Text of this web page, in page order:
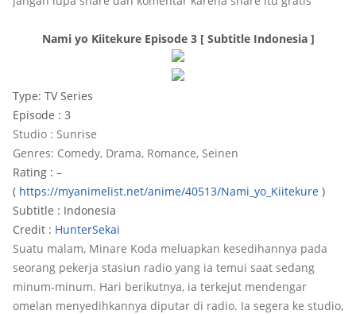
Nami yo Kiitekure Episode 3 [ Subtitle Indonesia ]
Type: TV Series
Episode : 3
Studio : Sunrise
Genres: Comedy, Drama, Romance, Seinen
Rating : –
( https://myanimelist.net/anime/40513/Nami_yo_Kiitekure )
Subtitle : Indonesia
Credit : HunterSekai
Suatu malam, Minare Koda meluapkan kesedihannya pada
seorang pekerja stasiun radio yang ia temui saat sedang
minum-minum. Hari berikutnya, ia terkejut mendengar
omelan menyedihkannya diputar di radio. Ia segera ke studio,